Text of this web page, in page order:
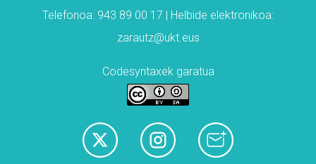
Telefonoa: 943 89 00 17 | Helbide elektronikoa:
zarautz@ukt.eus
Codesyntaxek garatua